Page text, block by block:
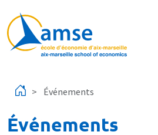
Événements
Événements